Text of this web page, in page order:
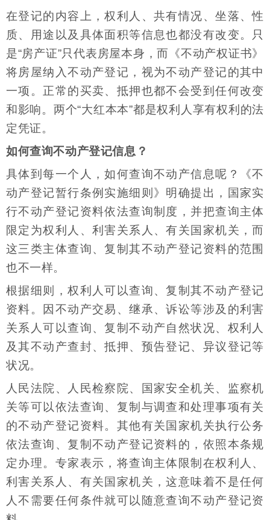
在登记的内容上，权利人、共有情况、坐落、性
质、用途以及具体面积等信息也都没有改变。只
是“房产证”只代表房屋本身，而《不动产权证书》
将房屋纳入不动产登记，视为不动产登记的其中
一项。正常的买卖、抵押也都不会受到任何改变
和影响。两个“大红本本”都是权利人享有权利的法
定凭证。
如何查询不动产登记信息？
具体到每一个人，如何查询不动产信息呢？《不
动产登记暂行条例实施细则》明确提出，国家实
行不动产登记资料依法查询制度，并把查询主体
限定为权利人、利害关系人、有关国家机关，而
这三类主体查询、复制其不动产登记资料的范围
也不一样。
根据细则，权利人可以查询、复制其不动产登记
资料。因不动产交易、继承、诉讼等涉及的利害
关系人可以查询、复制不动产自然状况、权利人
及其不动产查封、抵押、预告登记、异议登记等
状况。
人民法院、人民检察院、国家安全机关、监察机
关等可以依法查询、复制与调查和处理事项有关
的不动产登记资料。其他有关国家机关执行公务
依法查询、复制不动产登记资料的，依照本条规
定办理。专家表示，将查询主体限制在权利人、
利害关系人、有关国家机关，这意味着不是任何
人不需要任何条件就可以随意查询不动产登记资